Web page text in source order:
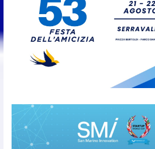
San Marino.
Live” una serata di
divertimento,
cucina e
Con la firma e la
8 Agosto 2026